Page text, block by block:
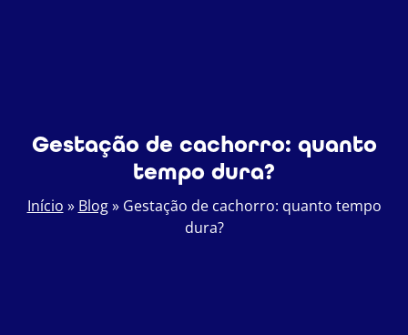
Gestação de cachorro: quanto
tempo dura?
Início » Blog» Gestação de cachorro: quanto tempo
dura?